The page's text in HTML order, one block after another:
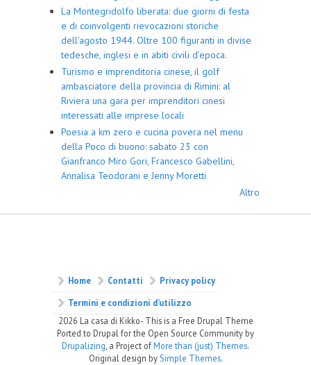
La Montegridolfo liberata: due giorni di festa
e di coinvolgenti rievocazioni storiche
dell’agosto 1944. Oltre 100 figuranti in divise
tedesche, inglesi e in abiti civili d’epoca.
Turismo e imprenditoria cinese, il golf
ambasciatore della provincia di Rimini: al
Riviera una gara per imprenditori cinesi
interessati alle imprese locali
Poesia a km zero e cucina povera nel menu
della Poco di buono: sabato 23 con
Gianfranco Miro Gori, Francesco Gabellini,
Annalisa Teodorani e Jenny Moretti
Altro
Home Contatti
Privacy policy
Termini e condizioni d’utilizzo
2026 La casa di Kikko- This is a Free Drupal Theme
Ported to Drupal for the Open Source Community by
Drupalizing, a Project ofMore than (just) Themes.
Original design bySimple Themes.